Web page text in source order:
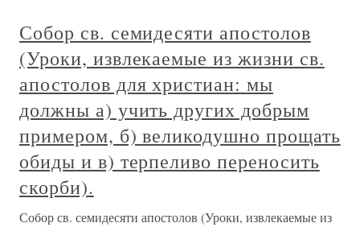
Собор св. семидесяти апостолов
(Уроки, извлекаемые из жизни св.
апостолов для христиан: мы
должны а) учить других добрым
примером, б) великодушно прощать
обиды и в) терпеливо переносить
скорби).
Собор св. семидесяти апостолов (Уроки, извлекаемые из